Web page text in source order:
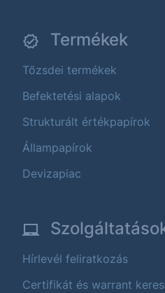
Termékek
Tőzsdei termékek
Befektetési alapok
Strukturált értékpapírok
Állampapírok
Devizapiac
Hírlevél feliratkozás
Certifikát és warrant